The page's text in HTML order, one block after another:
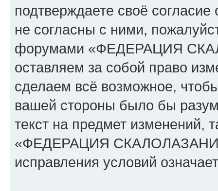
подтверждаете своё
не согласны с ними,
форумами «ФЕДЕРАЦИЯ
оставляем за собой право
сделаем всё возможное,
вашей стороны было бы
текст на предмет изменений,
«ФЕДЕРАЦИЯ
исправления условий